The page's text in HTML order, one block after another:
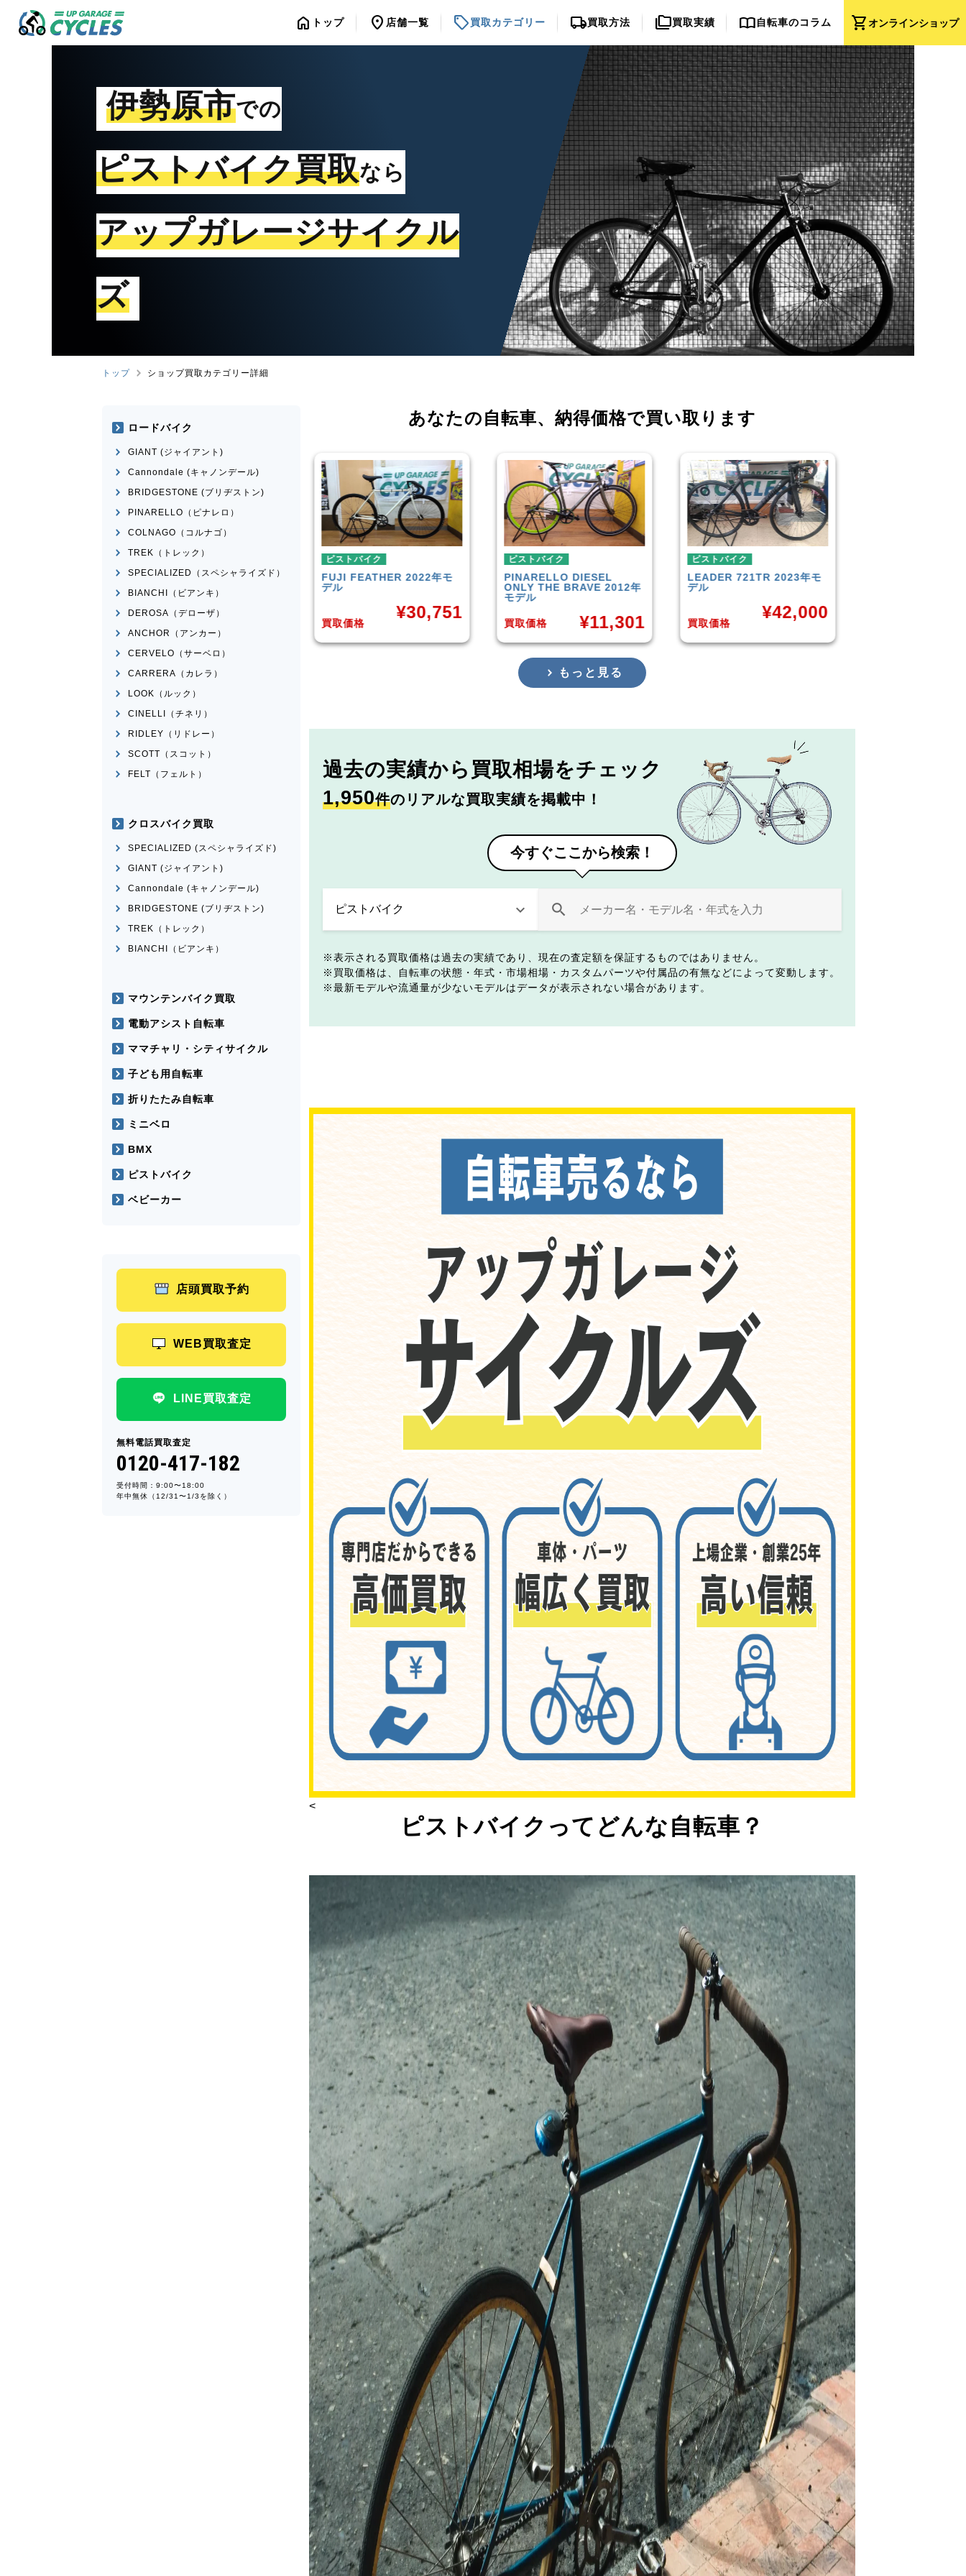
shopping_cartオンラインショップ
home トップ location_on 店舗一覧 sell買取カテゴリー local_shipping買取方法 folder_copy買取実績 import_contacts自転車のコラム
伊勢原市での
ピストバイク買取なら
アップガレージサイクル
ズ
トップ ショップ買取カテゴリー詳細
あなたの自転車、 納得価格で買い取ります
ピストバイク
FUJIFEATHER 2022年モ
デル
¥
ピストバイク
PINARELLODIESEL
ONLY THE BRAVE 2012年
買取価格 ¥11,301
ピストバイク
LEADER721TR 2023年モ
デル
買取価格
¥42,000
ピストバイク
FUJITRACK 1.1 2014年モ
デル
買取価格
¥33,000
もっと見る
過去の実績から 買取相場をチェック
1,950件のリアルな買取実績を掲載中！
今すぐここから検索！
表示される買取価格は過去の実績であり、現在の査定額を保証するものではありません。
買取価格は、自転車の状態・年式・市場相場・カスタムパーツや付属品の有無などによって変動します。
最新モデルや流通量が少ないモデルはデータが表示されない場合があります。
<
ピストバイクってどんな自転車？
ロードバイク
GIANT (ジャイアント)
Cannondale (キャノンデール)
BRIDGESTONE (ブリヂストン)
PINARELLO（ピナレロ）
COLNAGO（コルナゴ）
TREK（トレック）
SPECIALIZED（スペシャライズド）
BIANCHI（ビアンキ）
DEROSA（デローザ）
ANCHOR（アンカー）
CERVELO（サーベロ）
CARRERA（カレラ）
LOOK（ルック）
CINELLI（チネリ）
RIDLEY（リドレー）
SCOTT（スコット）
FELT（フェルト）
クロスバイク買取
SPECIALIZED (スペシャライズド)
GIANT (ジャイアント)
Cannondale (キャノンデール)
BRIDGESTONE (ブリヂストン)
TREK（トレック）
BIANCHI（ビアンキ）
マウンテンバイク買取
電動アシスト自転車
ママチャリ・シティサイクル
子ども用自転車
折りたたみ自転車
ミニベロ
BMX
ピストバイク
ベビーカー
店頭買取予約
WEB買取査定
LINE買取査定
無料電話買取査定
0120-417-182
受付時間：9:00〜18:00
年中無休（12/31〜1/3を除く）